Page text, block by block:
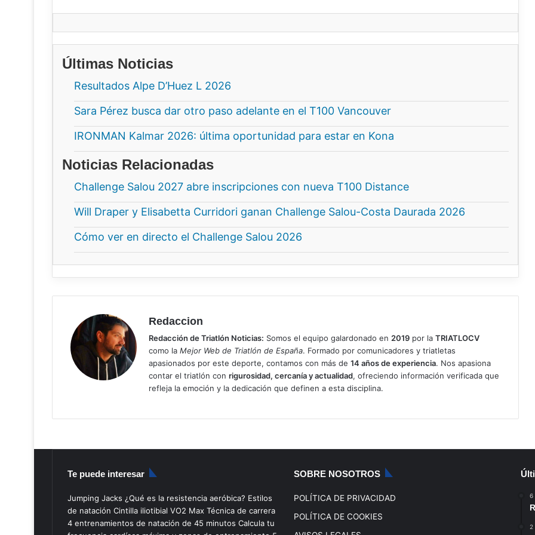
Últimas Noticias
Resultados Alpe D’Huez L 2026
Sara Pérez busca dar otro paso adelante en el T100 Vancouver
IRONMAN Kalmar 2026: última oportunidad para estar en Kona
Noticias Relacionadas
Challenge Salou 2027 abre inscripciones con nueva T100 Distance
Will Draper y Elisabetta Curridori ganan Challenge Salou-Costa Daurada 2026
Cómo ver en directo el Challenge Salou 2026
Redaccion
Redacción de Triatlón Noticias: Somos el equipo galardonado en 2019 por la TRIATLOCV
como la Mejor Web de Triatlón de España. Formado por comunicadores y triatletas
apasionados por este deporte, contamos con más de 14 años de experiencia. Nos apasiona
contar el triatlón con rigurosidad, cercanía y actualidad, ofreciendo información verificada que
refleja la emoción y la dedicación que definen a esta disciplina.
Te puede interesar
Jumping Jacks ¿Qué es la resistencia aeróbica? Estilos
de natación Cintilla iliotibial VO2 Max Técnica de carrera
4 entrenamientos de natación de 45 minutos Calcula tu
SOBRE NOSOTROS
POLÍTICA DE PRIVACIDAD
POLÍTICA DE COOKIES
6
2